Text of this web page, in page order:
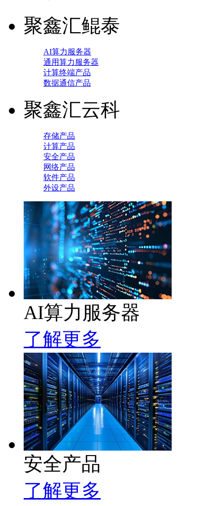
聚鑫汇鲲泰
AI算力服务器
通用算力服务器
计算终端产品
数据通信产品
聚鑫汇云科
存储产品
计算产品
安全产品
网络产品
软件产品
外设产品
AI算力服务器
了解更多
安全产品
了解更多